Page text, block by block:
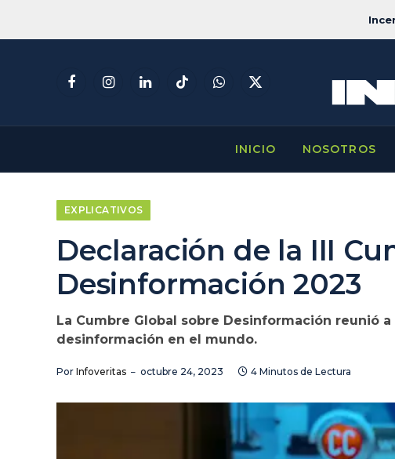
FacebookInstagramLinkedInTikTokWhatsApp
X
INICIO NOSOTROS
EXPLICATIVOS
Declaración de la III
Desinformación 2023
La Cumbre Global sobre Desinformación reunió
desinformación en el mundo.
Por Infoveritas octubre 24, 2023 4 Minutos de Lectura